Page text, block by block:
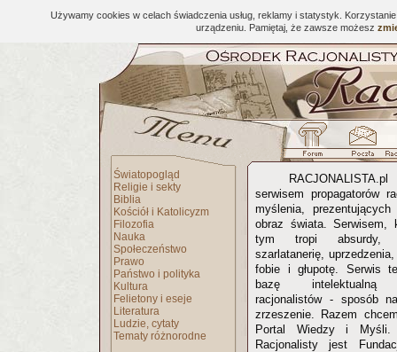
Używamy cookies w celach świadczenia usług, reklamy i statystyk.
urządzeniu. Pamiętaj, że zawsze możesz
Światopogląd
Religie i sekty
Biblia
Kościół i Katolicyzm
Filozofia
Nauka
Społeczeństwo
Prawo
Państwo i polityka
Kultura
Felietony i eseje
Literatura
Ludzie, cytaty
Tematy różnorodne
serwisem propagatorów
myślenia, prezentujących
obraz świata. Serwisem,
tym tropi absurdy,
szarlatanerię, uprzedzenia,
fobie i głupotę. Serwis
bazę intelektualną
racjonalistów - sposób
zrzeszenie. Razem
Portal Wiedzy i Myśli.
Racjonalisty jest